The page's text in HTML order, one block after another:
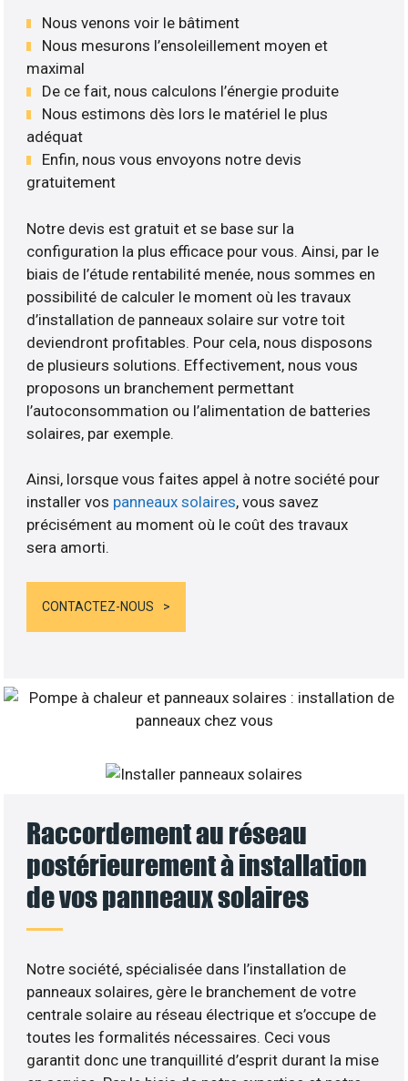
Nous venons voir le bâtiment
Nous mesurons l’ensoleillement moyen et
maximal
De ce fait, nous calculons l’énergie produite
Nous estimons dès lors le matériel le plus
adéquat
Enfin, nous vous envoyons notre devis
gratuitement
Notre devis est gratuit et se base sur la
configuration la plus efficace pour vous. Ainsi, par le
biais de l’étude rentabilité menée, nous sommes en
possibilité de calculer le moment où les travaux
d’installation de panneaux solaire sur votre toit
deviendront profitables. Pour cela, nous disposons
de plusieurs solutions. Effectivement, nous vous
proposons un branchement permettant
l’autoconsommation ou l’alimentation de batteries
solaires, par exemple.
Ainsi, lorsque vous faites appel à notre société pour
installer vos panneaux solaires, vous savez
précisément au moment où le coût des travaux
sera amorti.
CONTACTEZ-NOUS
Raccordement au réseau
postérieurement à installation
de vos panneaux solaires
Notre société, spécialisée dans l’installation de
panneaux solaires, gère le branchement de votre
centrale solaire au réseau électrique et s’occupe de
toutes les formalités nécessaires. Ceci vous
garantit donc une tranquillité d’esprit durant la mise